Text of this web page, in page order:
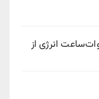
و ۵۰۹ هزار و ۵۵۰ کیلووات‌ساعت انرژی از